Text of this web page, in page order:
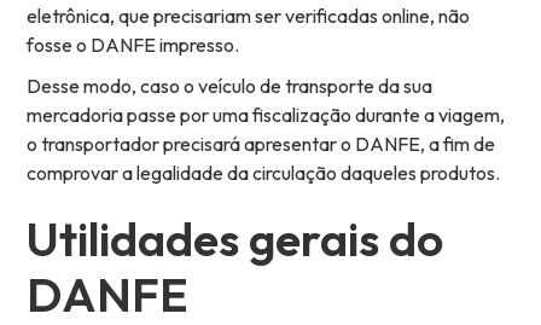
eletrônica, que precisariam ser verificadas online, não
fosse o DANFE impresso.
Desse modo, caso o veículo de transporte da sua
mercadoria passe por uma fiscalização durante a viagem,
o transportador precisará apresentar o DANFE, a fim de
comprovar a legalidade da circulação daqueles produtos.
Utilidades gerais do
DANFE